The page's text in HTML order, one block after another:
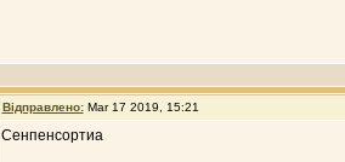
Відправлено: Mar 17 2019, 15:21
Сенпенсортиа